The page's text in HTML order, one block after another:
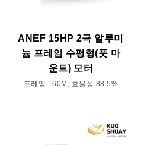
ANEF 15HP 2극 알루미
늄 프레임 수평형(풋 마
운트) 모터
프레임 160M, 효율성 88.5%